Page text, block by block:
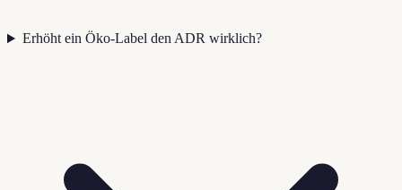
Erhöht ein Öko-Label den ADR wirklich?